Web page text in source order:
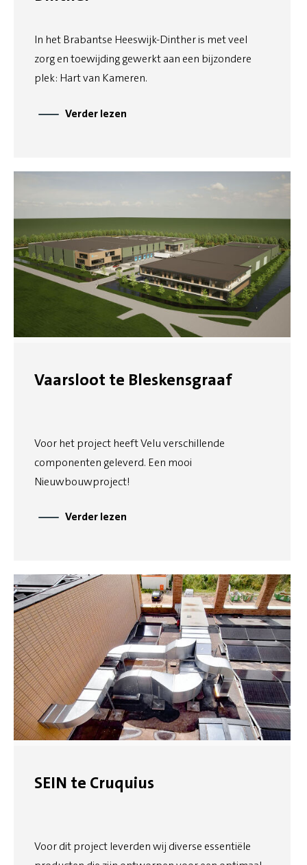
In het Brabantse Heeswijk-Dinther is met veel
zorg en toewijding gewerkt aan een bijzondere
plek: Hart van Kameren.
Verder lezen
Vaarsloot te Bleskensgraaf
Voor het project heeft Velu verschillende
componenten geleverd. Een mooi
Nieuwbouwproject!
Verder lezen
SEIN te Cruquius
Voor dit project leverden wij diverse essentiële